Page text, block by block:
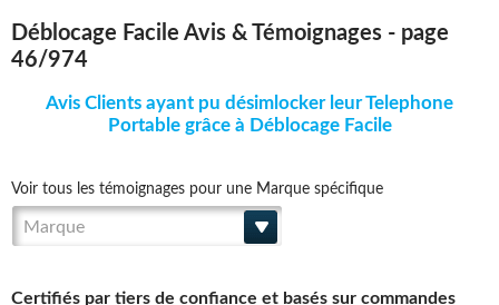
Déblocage Facile Avis & Témoignages - page
46/974
Avis Clients ayant pu désimlocker leur Telephone
Portable grâce à Déblocage Facile
Voir tous les témoignages pour une Marque spécifique
Marque
Certifiés par tiers de confiance et basés sur commandes